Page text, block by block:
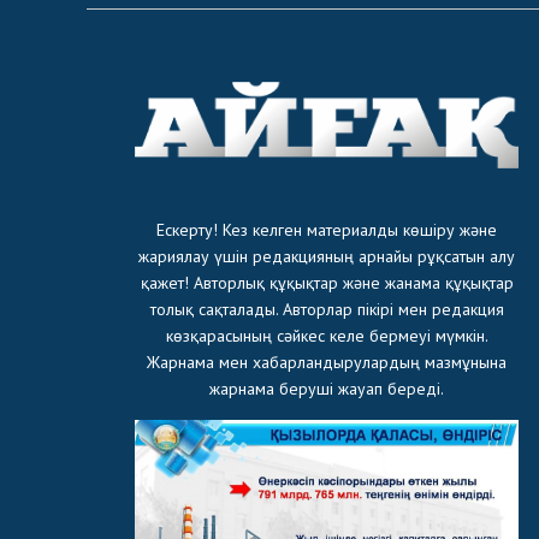
Ескерту! Кез келген материалды көшіру және
жариялау үшін редакцияның арнайы рұқсатын алу
қажет! Авторлық құқықтар және жанама құқықтар
толық сақталады. Авторлар пікірі мен редакция
көзқарасының сәйкес келе бермеуі мүмкін.
Жарнама мен хабарландырулардың мазмұнына
жарнама беруші жауап береді.